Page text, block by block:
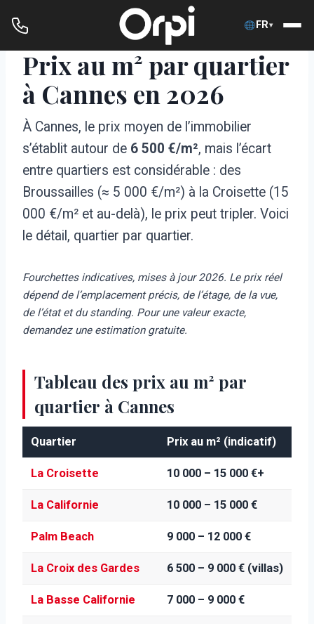
FR▾
contenu
Prix au m² par quartier
à Cannes en 2026
À Cannes, le prix moyen de l’immobilier
s’établit autour de 6 500 €/m², mais l’écart
entre quartiers est considérable : des
Broussailles (≈ 5 000 €/m²) à la Croisette (15
000 €/m² et au-delà), le prix peut tripler. Voici
le détail, quartier par quartier.
Fourchettes indicatives, mises à jour 2026. Le prix réel
dépend de l’emplacement précis, de l’étage, de la vue,
de l’état et du standing. Pour une valeur exacte,
demandez une estimation gratuite.
Tableau des prix au m² par
quartier à Cannes
Quartier Prix au m² (indicatif)
La Croisette 10 000 – 15 000 €+
La Californie 10 000 – 15 000 €
Palm Beach 9 000 – 12 000 €
La Croix des Gardes 6 500 – 9 000 € (villas)
La Basse Californie 7 000 – 9 000 €